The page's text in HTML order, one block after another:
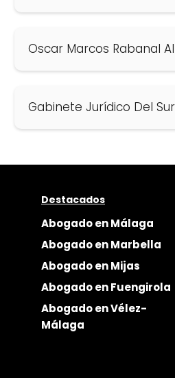
Oscar Marcos Rabanal
Gabinete Jurídico Del
Destacados
Abogado en Málaga
Abogado en Marbella
Abogado en Mijas
Abogado en Fuengirola
Abogado en Vélez-
Málaga